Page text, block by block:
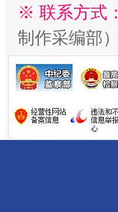
※ 联系方式：
制作采编部）